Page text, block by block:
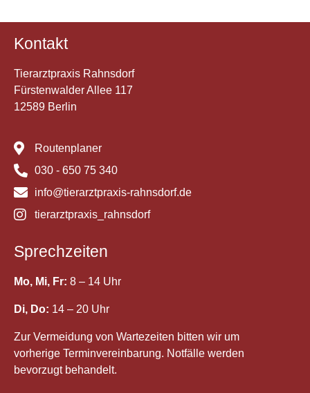
Kontakt
Tierarztpraxis Rahnsdorf
Fürstenwalder Allee 117
12589 Berlin
Routenplaner
030 - 650 75 340
info@tierarztpraxis-rahnsdorf.de
tierarztpraxis_rahnsdorf
Sprechzeiten
Mo, Mi, Fr: 8 – 14 Uhr
Di, Do: 14 – 20 Uhr
Zur Vermeidung von Wartezeiten bitten wir um
vorherige Terminvereinbarung. Notfälle werden
bevorzugt behandelt.